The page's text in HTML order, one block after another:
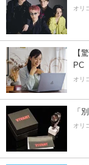
オリ
【
PC
オリ
「
オリ